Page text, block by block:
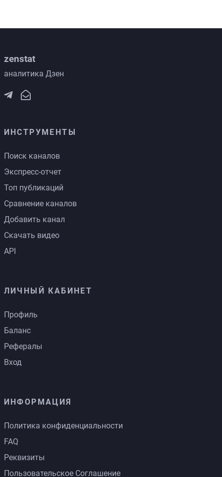
zenstat
аналитика Дзен
ИНСТРУМЕНТЫ
Поиск каналов
Экспресс-отчет
Топ публикаций
Сравнение каналов
Добавить канал
Скачать видео
API
ЛИЧНЫЙ КАБИНЕТ
Профиль
Баланс
Рефералы
Вход
ИНФОРМАЦИЯ
Политика конфиденциальности
FAQ
Реквизиты
Пользовательское Соглашение